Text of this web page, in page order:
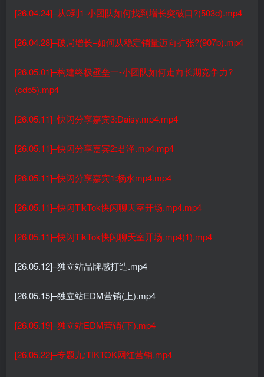
[26.04.24]–从0到1-小团队如何找到增长突破口?(503d).mp4
[26.04.28]–破局增长–如何从稳定销量迈向扩张?(907b).mp4
[26.05.01]–构建终极壁垒一-小团队如何走向长期竞争力?
(cdb5).mp4
[26.05.11]–快闪分享嘉宾3:Daisy.mp4.mp4
[26.05.11]–快闪分享嘉宾2:君泽.mp4.mp4
[26.05.11]–快闪分享嘉宾1:杨永mp4.mp4
[26.05.11]–快闪TikTok快闪聊天室开场.mp4.mp4
[26.05.11]–快闪TikTok快闪聊天室开场.mp4(1).mp4
[26.05.12]–独立站品牌感打造.mp4
[26.05.15]–独立站EDM营销(上).mp4
[26.05.19]–独立站EDM营销(下).mp4
[26.05.22]–专题九:TIKTOK网红营销.mp4